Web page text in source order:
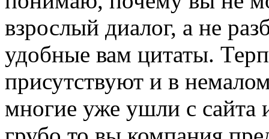
взрослый диалог, а не
удобные вам цитаты.
присутствуют и в
многие уже ушли с сайта